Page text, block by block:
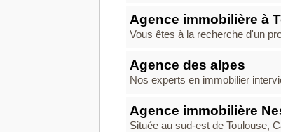
Agence immobilière à
Vous êtes à la recherche d'un
Agence des alpes
Nos experts en immobilier
Agence immobilière
Située au sud-est de Toulouse,